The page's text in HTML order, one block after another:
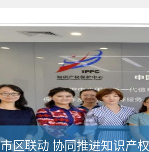
市区联动 协同推进知识产